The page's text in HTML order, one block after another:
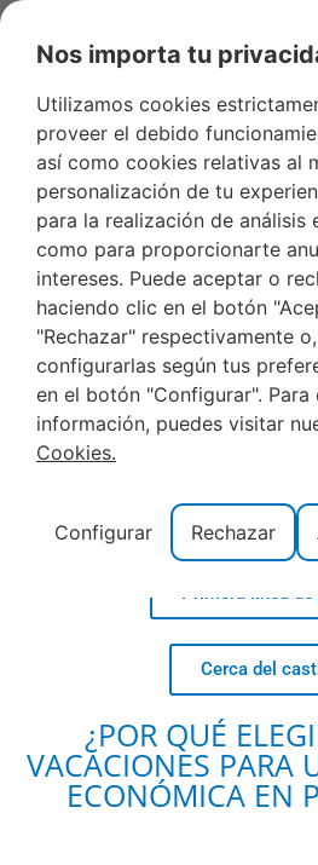
Alquiler de
Peñiscola
Descubre cómo disfrutar de
inolvidables en Peñíscola sin
este post, exploraremos las
alquiler de apartamentos
encantadora ciudad
Con piscina
Primera línea de
Cerca del
¿POR QUÉ
VACACIONES PARA
ECONÓMICA EN
Nos importa tu
Utilizamos cookies
proveer el debido
así como cookies relativas al
personalización de tu
para la realización de análisis
como para proporcionarte
intereses. Puede aceptar o
haciendo clic en el botón
"Rechazar" respectivamente
configurarlas según tus
en el botón "Configurar". Para
información, puedes visitar
Cookies.
Configurar Rechazar